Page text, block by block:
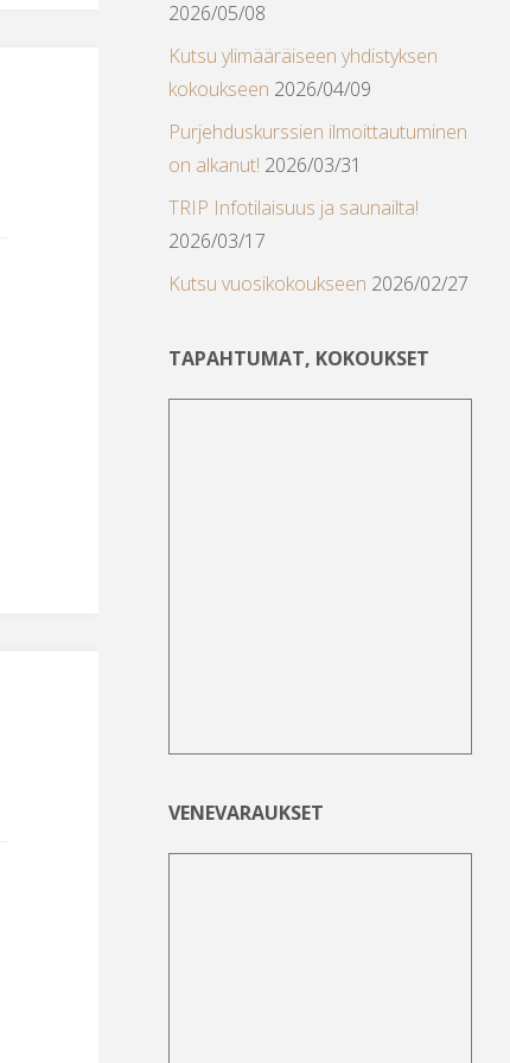
2026/05/08
Kutsu ylimääräiseen yhdistyksen
kokoukseen 2026/04/09
Purjehduskurssien ilmoittautuminen
on alkanut! 2026/03/31
TRIP Infotilaisuus ja saunailta!
2026/03/17
Kutsu vuosikokoukseen 2026/02/27
TAPAHTUMAT, KOKOUKSET
VENEVARAUKSET